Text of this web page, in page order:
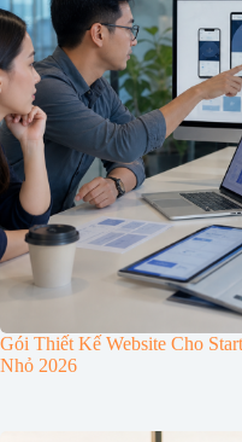
Gói Thiết Kế Website Cho
Nhỏ 2026